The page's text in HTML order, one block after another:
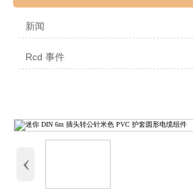
新闻
Rcd 事件
‹